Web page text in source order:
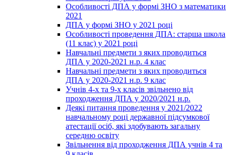
Особливості ДПА у формі ЗНО з математики
2021
ДПА у формі ЗНО у 2021 році
Особливості проведення ДПА: старша школа
(11 клас) у 2021 році
Навчальні предмети з яких проводиться
ДПА у 2020-2021 н.р. 4 клас
Навчальні предмети з яких проводиться
ДПА у 2020-2021 н.р. 9 клас
Учнів 4-х та 9-х класів звільнено від
проходження ДПА у 2020/2021 н.р.
Деякі питання проведення у 2021/2022
навчальному році державної підсумкової
атестації осіб, які здобувають загальну
середню освіту
Звільнення від проходження ДПА учнів 4 та